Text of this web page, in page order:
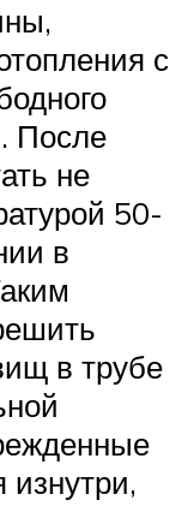
с
После
не
50-
в
в трубе
изнутри,